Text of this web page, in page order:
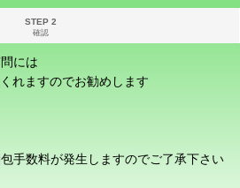
STEP 2
確認
には
れますのでお勧めします
手数料が発生しますのでご了承下さい